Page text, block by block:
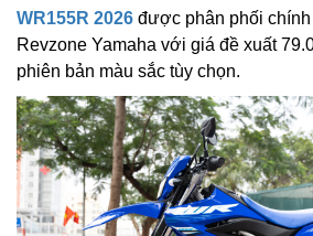
WR155R 2026 được phân phối
Revzone Yamaha với giá đề xuất
phiên bản màu sắc tùy chọn.